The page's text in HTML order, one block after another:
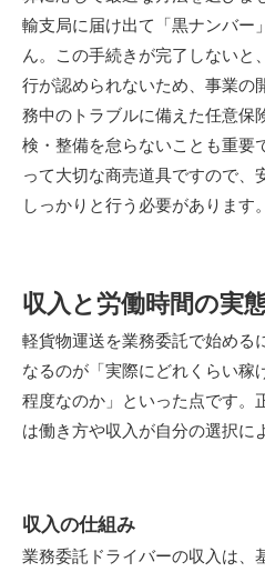
輸支局に届け出て「黒ナンバー
ん。この手続きが完了しないと
行が認められないため、事業の
務中のトラブルに備えた任意保
検・整備を怠らないことも重要
って大切な商売道具ですので、
しっかりと行う必要があります。
収入と労働時間の実
軽貨物運送を業務委託で始める
なるのが「実際にどれくらい
程度なのか」といった点です。
は働き方や収入が自分の選択に
収入の仕組み
業務委託ドライバーの収入は、